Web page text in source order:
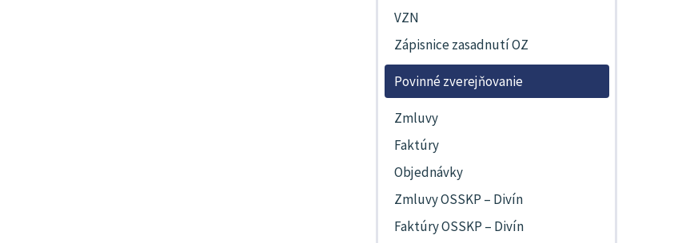
VZN
Zápisnice zasadnutí OZ
Povinné zverejňovanie
Zmluvy
Faktúry
Objednávky
Zmluvy OSSKP – Divín
Faktúry OSSKP – Divín